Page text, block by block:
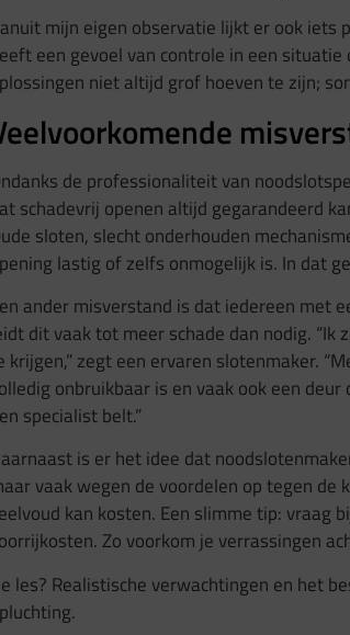
mijn eigen observatie lijkt er ook iets
een gevoel van controle in een
niet altijd grof hoeven te zijn;
de professionaliteit van
schadevrij openen altijd gegarandeerd
sloten, slecht onderhouden
lastig of zelfs onmogelijk is. In dat
ander misverstand is dat iedereen met
dit vaak tot meer schade dan nodig.
krijgen,” zegt een ervaren slotenmaker.
onbruikbaar is en vaak ook een
specialist belt.”
is er het idee dat
vaak wegen de voordelen op tegen
kan kosten. Een slimme tip:
Zo voorkom je verrassingen
les? Realistische verwachtingen en het